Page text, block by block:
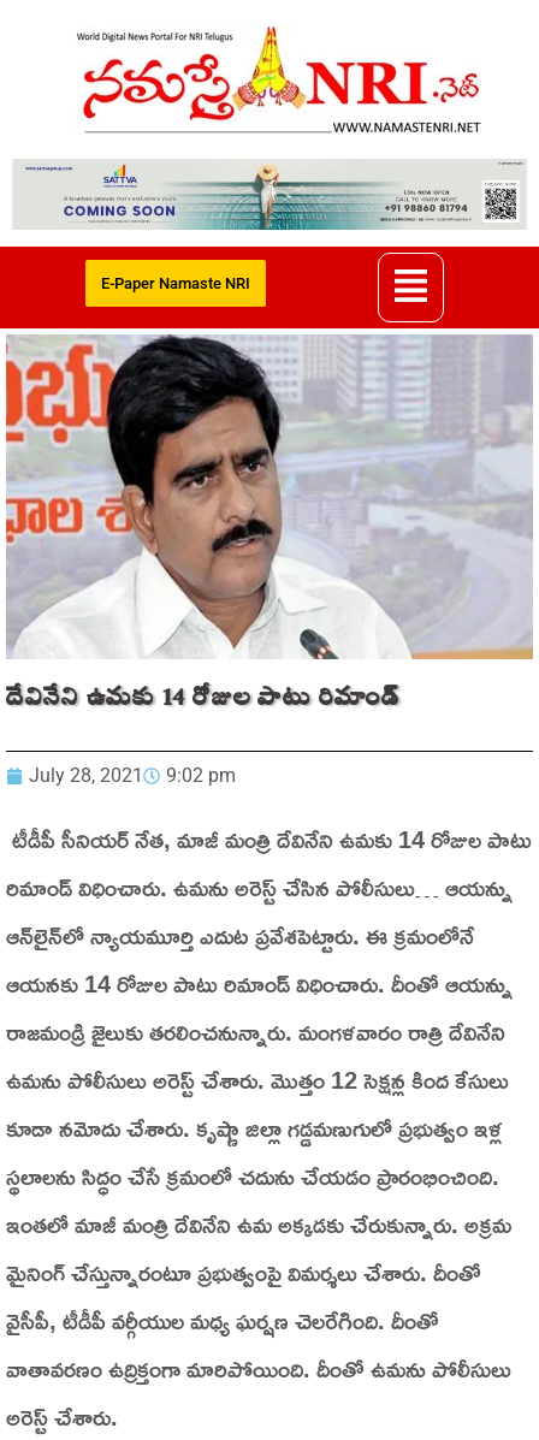
E-Paper Namaste NRI
దేవినేని ఉమకు 14 రోజుల పాటు రిమాండ్
July 28, 2021 9:02 pm
టీడీపీ సీనియర్ నేత, మాజీ మంత్రి దేవినేని ఉమకు 14 రోజుల పాటు
రిమాండ్ విధించారు. ఉమను అరెస్ట్ చేసిన పోలీసులు… ఆయన్ను
ఆన్‌లైన్‌లో న్యాయమూర్తి ఎదుట ప్రవేశపెట్టారు. ఈ క్రమంలోనే
ఆయనకు 14 రోజుల పాటు రిమాండ్ విధించారు. దీంతో ఆయన్ను
రాజమండ్రి జైలుకు తరలించనున్నారు. మంగళవారం రాత్రి దేవినేని
ఉమను పోలీసులు అరెస్ట్ చేశారు. మొత్తం 12 సెక్షన్ల కింద కేసులు
కూడా నమోదు చేశారు. కృష్ణా జిల్లా గడ్డమణుగులో ప్రభుత్వం ఇళ్ల
స్థలాలను సిద్ధం చేసే క్రమంలో చదును చేయడం ప్రారంభించింది.
ఇంతలో మాజీ మంత్రి దేవినేని ఉమ అక్కడకు చేరుకున్నారు. అక్రమ
మైనింగ్ చేస్తున్నారంటూ ప్రభుత్వంపై విమర్శలు చేశారు. దీంతో
వైసీపీ, టీడీపీ వర్గీయుల మధ్య ఘర్షణ చెలరేగింది. దీంతో
వాతావరణం ఉద్రిక్తంగా మారిపోయింది. దీంతో ఉమను పోలీసులు
అరెస్ట్ చేశారు.